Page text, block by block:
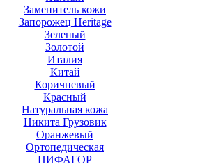
Заменитель кожи
Запорожец Heritage
Зеленый
Золотой
Италия
Китай
Коричневый
Красный
Натуральная кожа
Никита Грузовик
Оранжевый
Ортопедическая
ПИФАГОР